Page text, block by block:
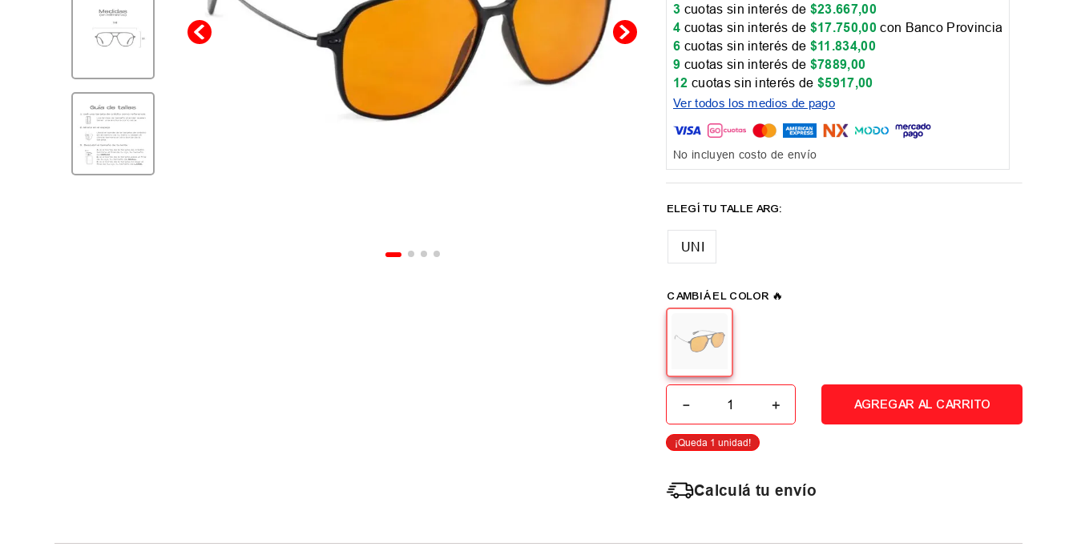
3 cuotas sin interés de $23.667,00
4 cuotas sin interés de $17.750,00 con Banco Provincia
6 cuotas sin interés de $11 .834,00
9 cuotas sin interés de $7889,00
12 cuotas sin interés de$5917,00
Ver todos los medios de pago
No incluyen costo de envío
UNI
＋
－ AGREGAR AL CARRITO
Calculá tu envío